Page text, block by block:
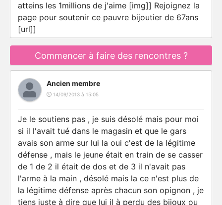
atteins les 1millions de j'aime [img]] Rejoignez la
page pour soutenir ce pauvre bijoutier de 67ans
[url]]
Commencer à faire des rencontres ?
Ancien membre
14/09/2013 à 15:05
Je le soutiens pas , je suis désolé mais pour moi
si il l'avait tué dans le magasin et que le gars
avais son arme sur lui la oui c'est de la légitime
défense , mais le jeune était en train de se casser
de 1 de 2 il était de dos et de 3 il n'avait pas
l'arme à la main , désolé mais la ce n'est plus de
la légitime défense après chacun son opignon , je
tiens juste à dire que lui il à perdu des bijoux ou